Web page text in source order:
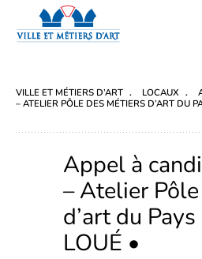
VILLE ET MÉTIERS D’ART LOCAUX
– ATELIER PÔLE DES MÉTIERS D’ART DU
Appel à
– Atelier
d’art du
LOUÉ •